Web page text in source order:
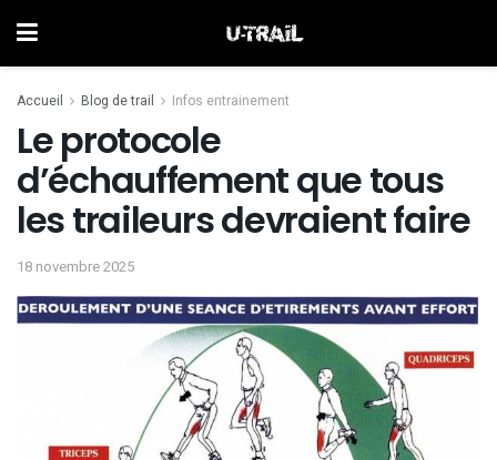
Accueil Blog de trail Infos entrainement
Le protocole
d’échauffement que tous
les traileurs devraient faire
18 novembre 2025